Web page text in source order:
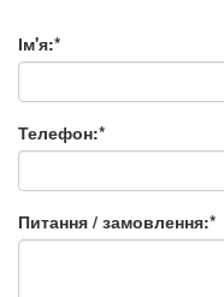
Ім'я:*
Телефон:*
Питання / замовлення:*